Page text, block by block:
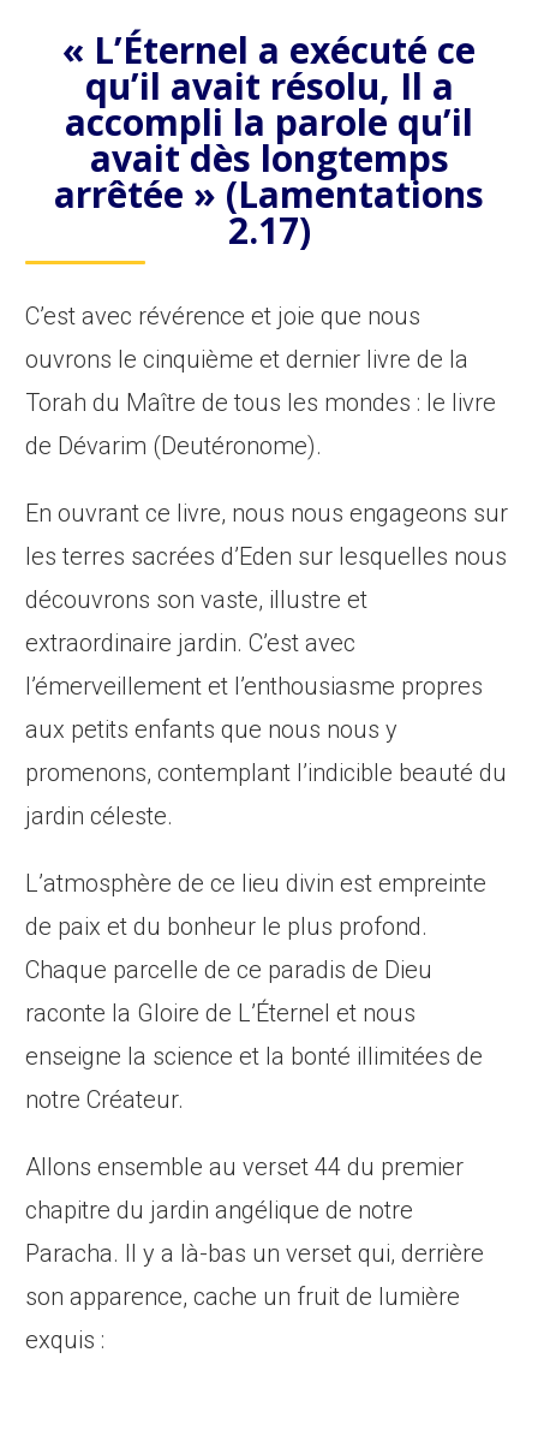
« L’Éternel a exécuté ce
qu’il avait résolu, Il a
accompli la parole qu’il
avait dès longtemps
arrêtée » (Lamentations
2.17)
C’est avec révérence et joie que nous
ouvrons le cinquième et dernier livre de la
Torah du Maître de tous les mondes : le livre
de Dévarim (Deutéronome).
En ouvrant ce livre, nous nous engageons sur
les terres sacrées d’Eden sur lesquelles nous
découvrons son vaste, illustre et
extraordinaire jardin. C’est avec
l’émerveillement et l’enthousiasme propres
aux petits enfants que nous nous y
promenons, contemplant l’indicible beauté du
jardin céleste.
L’atmosphère de ce lieu divin est empreinte
de paix et du bonheur le plus profond.
Chaque parcelle de ce paradis de Dieu
raconte la Gloire de L’Éternel et nous
enseigne la science et la bonté illimitées de
notre Créateur.
Allons ensemble au verset 44 du premier
chapitre du jardin angélique de notre
Paracha. Il y a là-bas un verset qui, derrière
son apparence, cache un fruit de lumière
exquis :